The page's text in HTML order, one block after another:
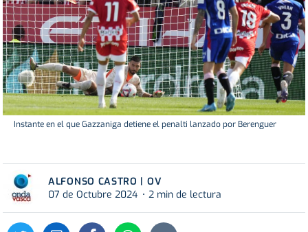
Instante en el que Gazzaniga detiene el penalti lanzado por Berenguer
ALFONSO CASTRO | OV
07 de Octubre 2024
2 min de lectura